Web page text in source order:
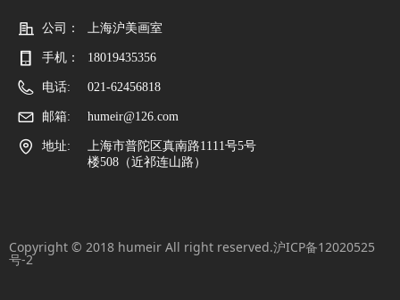
Copyright © 2018 humeir All right reserved.沪ICP备12020525
号-2
公司： 上海沪美画室
手机： 18019435356
电话: 021-62456818
邮箱: humeir@126.com
地址:
上海市普陀区真南路1111号5号
楼508（近祁连山路）